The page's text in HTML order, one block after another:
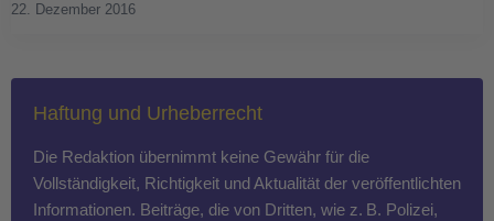
22. Dezember 2016
Haftung und Urheberrecht
Die Redaktion übernimmt keine Gewähr für die
Vollständigkeit, Richtigkeit und Aktualität der veröffentlichten
Informationen. Beiträge, die von Dritten, wie z. B. Polizei,